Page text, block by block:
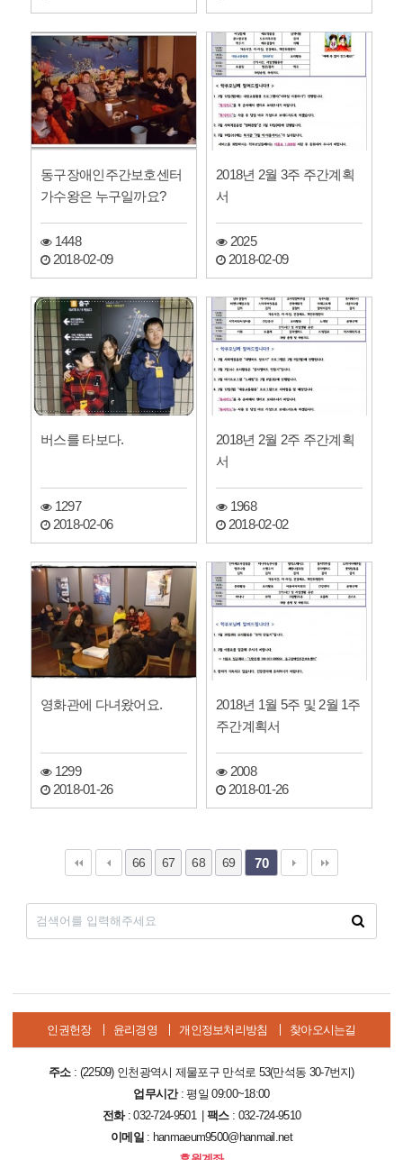
동구장애인주간보호센터
가수왕은 누구일까요?
1448
2018-02-09
2018년 2월 3주 주간계획
서
2025
2018-02-09
버스를 타보다.
1297
2018-02-06
2018년 2월 2주 주간계획
서
1968
2018-02-02
영화관에 다녀왔어요.
1299
2018-01-26
2018년 1월 5주 및 2월 1주
주간계획서
2008
2018-01-26
66 67 68 69 70
인권헌장 윤리경영 개인정보처리방침 찾아오시는길
주소: (22509) 인천광역시 제물포구 만석로 53(만석동 30-7번지)
업무시간: 평일 09:00~18:00
전화: 032-724-9501 |팩스: 032-724-9510
이메일: hanmaeum9500@hanmail.net